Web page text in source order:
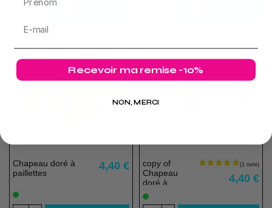
Chapeau doré à
paillettes
4,40 €
copy of
Chapeau
doré à
paillettes
4,40 €
Recevoir ma remise -10%
NON, MERCI